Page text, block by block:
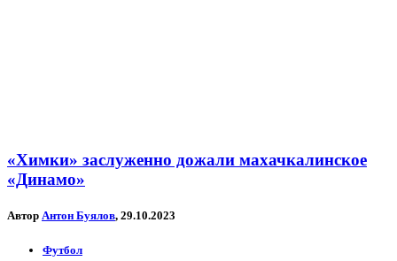
«Химки» заслуженно дожали махачкалинское
«Динамо»
Автор Антон Буялов, 29.10.2023
Футбол